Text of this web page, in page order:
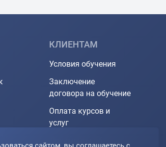
КЛИЕНТАМ
Условия обучения
Заключение
договора на обучение
Оплата курсов и
услуг